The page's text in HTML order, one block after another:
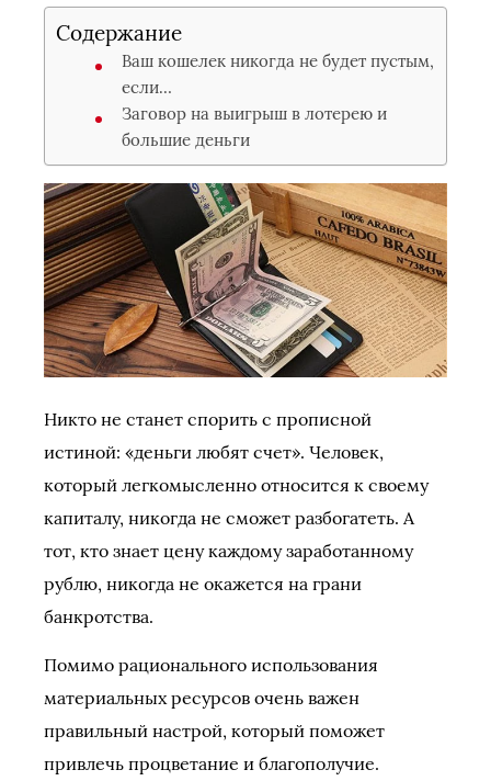
Содержание
Ваш кошелек никогда не будет пустым,
если…
Заговор на выигрыш в лотерею и
большие деньги
Никто не станет спорить с прописной
истиной: «деньги любят счет». Человек,
который легкомысленно относится к своему
капиталу, никогда не сможет разбогатеть. А
тот, кто знает цену каждому заработанному
рублю, никогда не окажется на грани
банкротства.
Помимо рационального использования
материальных ресурсов очень важен
правильный настрой, который поможет
привлечь процветание и благополучие.